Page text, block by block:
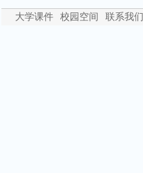
大学课件 校园空间 联系我们